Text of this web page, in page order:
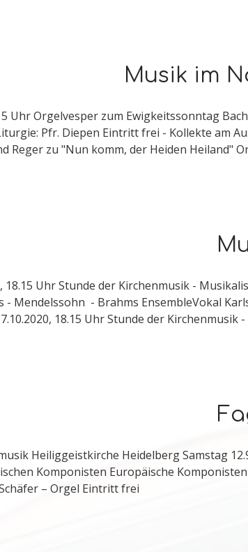
Musik im
Uhr Orgelvesper zum Ewigkeitssonntag
Pfr. Diepen Eintritt frei - Kollekte am
Reger zu "Nun komm, der Heiden Heiland"
18.15 Uhr Stunde der Kirchenmusik -
- Mendelssohn - Brahms EnsembleVokal
18.15 Uhr Stunde der
Heiliggeistkirche Heidelberg Samstag
Komponisten Europäische
– Orgel Eintritt frei